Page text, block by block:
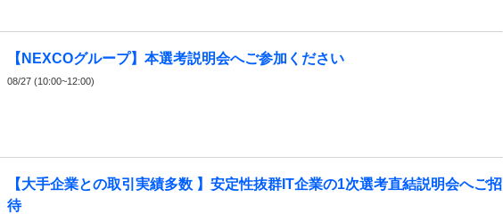
【NEXCOグループ】本選考説明会へご参加ください
08/27 (10:00~12:00)
【大手企業との取引実績多数 】安定性抜群IT企業の1次選考直結説明会へご招
待